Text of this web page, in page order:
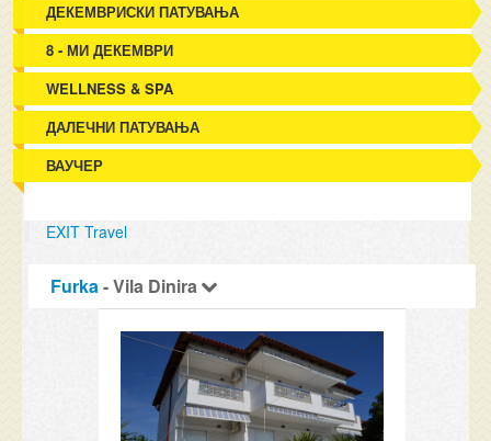
ДЕКЕМВРИСКИ ПАТУВАЊА
8 - МИ ДЕКЕМВРИ
WELLNESS & SPA
ДАЛЕЧНИ ПАТУВАЊА
ВАУЧЕР
EXIT Travel
Furka- Vila Dinira